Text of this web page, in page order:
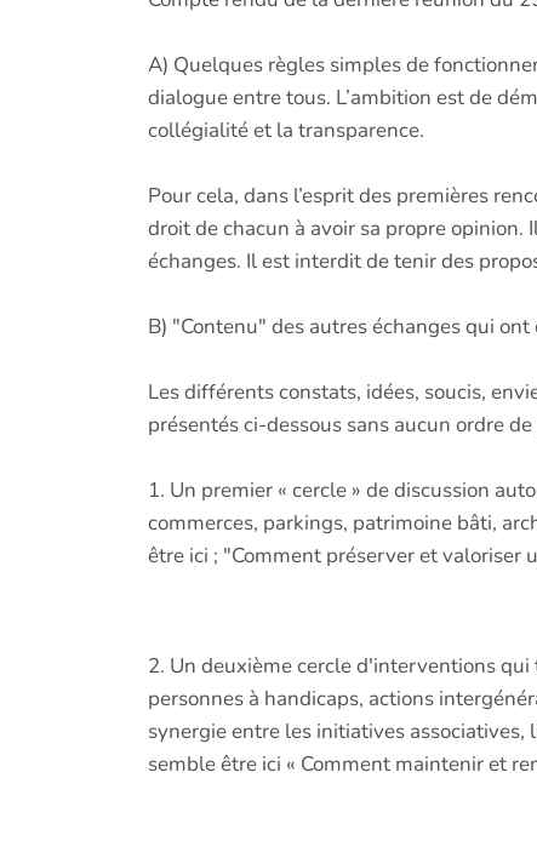
A) Quelques règles simples de
dialogue entre tous. L’ambition est de
collégialité et la transparence.
Pour cela, dans l’esprit des premières
droit de chacun à avoir sa propre
échanges. Il est interdit de tenir des
B) "Contenu" des autres échanges qui
Les différents constats, idées, soucis,
présentés ci-dessous sans aucun ordre
1. Un premier « cercle » de discussion
commerces, parkings, patrimoine bâti,
être ici ; "Comment préserver et valoriser
2. Un deuxième cercle d'interventions
personnes à handicaps, actions
synergie entre les initiatives
semble être ici « Comment maintenir et